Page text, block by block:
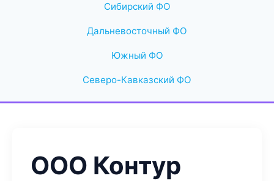
Сибирский ФО
Дальневосточный ФО
Южный ФО
Северо-Кавказский ФО
ООО Контур